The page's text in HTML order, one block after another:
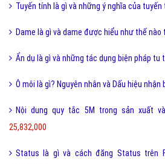
Tuyến tính là gì và những ý nghĩa của tuyến
Dame là gì và dame được hiểu như thế nào
Ẩn dụ là gì và những tác dụng biện pháp tu
Ô môi là gì? Nguyên nhân và Dấu hiệu nhận
Nội dung quy tắc 5M trong sản xuất
25,832,000
Status là gì và cách đăng Status trên